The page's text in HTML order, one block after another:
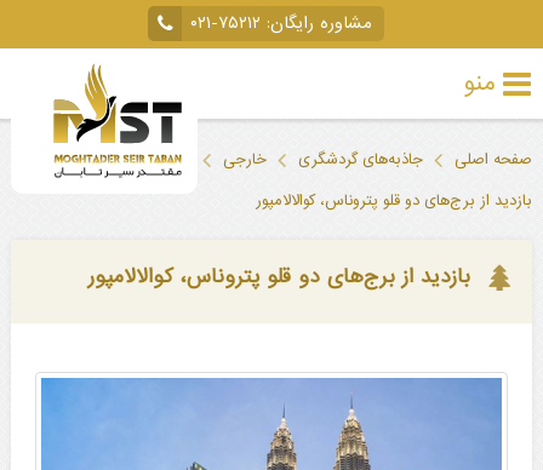
مشاوره رایگان: ۰۲۱-۷۵۲۱۲
منو
داخلی
صفحه اصلی جاذبه‌های گردشگری خارجی مالزی
کوالالامپور
بازدید از برج‌های دو قلو پتروناس، کوالالامپور
بازدید از برج‌های دو قلو پتروناس، کوالالامپور